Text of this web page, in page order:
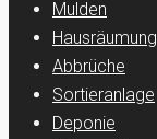
Mulden
Hausräumung
Abbrüche
Sortieranlage
Deponie